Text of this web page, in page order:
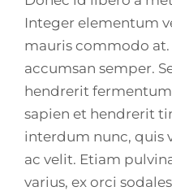
Integer elementum
mauris commodo
accumsan semper.
hendrerit
sapien et hendrerit
interdum nunc, quis
ac velit. Etiam
varius, ex orci